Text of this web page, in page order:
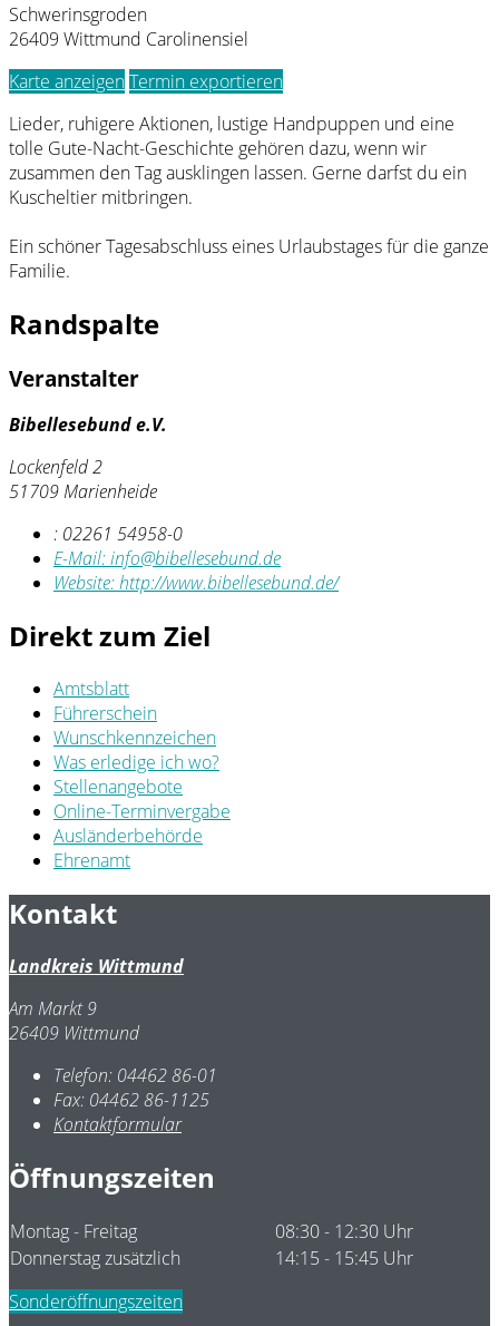
Schwerinsgroden
26409 Wittmund Carolinensiel
Karte anzeigenTermin exportieren
Lieder, ruhigere Aktionen, lustige Handpuppen und eine
tolle Gute-Nacht-Geschichte gehören dazu, wenn wir
zusammen den Tag ausklingen lassen. Gerne darfst du ein
Kuscheltier mitbringen.
Ein schöner Tagesabschluss eines Urlaubstages für die ganze
Familie.
Randspalte
Veranstalter
Bibellesebund e.V.
Lockenfeld 2
51709 Marienheide
: 02261 54958-0
E-Mail:info@bibellesebund.de
Website:http://www.bibellesebund.de/
Direkt zum Ziel
Amtsblatt
Führerschein
Wunschkennzeichen
Was erledige ich wo?
Stellenangebote
Online-Terminvergabe
Ausländerbehörde
Ehrenamt
Kontakt
Landkreis Wittmund
Am Markt 9
26409 Wittmund
Telefon: 04462 86-01
Fax: 04462 86-1125
Kontaktformular
Öffnungszeiten
Montag - Freitag
08:30 - 12:30 Uhr
Donnerstag zusätzlich
14:15 - 15:45 Uhr
Sonderöffnungszeiten